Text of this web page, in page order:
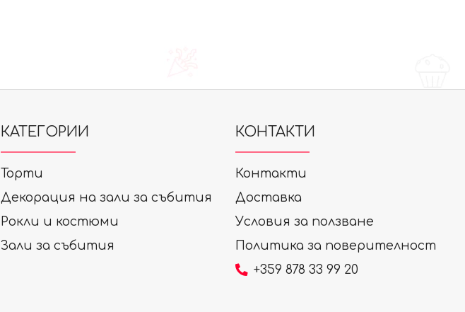
КАТЕГОРИИ
Торти
Декорация на зали за събития
Рокли и костюми
Зали за събития
КОНТАКТИ
Контакти
Доставка
Условия за ползване
Политика за поверителност
+359 878 33 99 20